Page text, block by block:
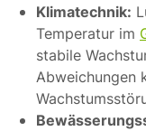
Klimatechnik:
Temperatur im
stabile
Abweichungen